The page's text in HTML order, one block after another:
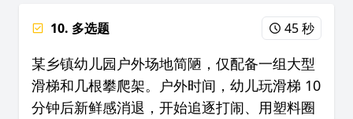
10. 多选题 45 秒
某乡镇幼儿园户外场地简陋，仅配备一组大型
滑梯和几根攀爬架。户外时间，幼儿玩滑梯 10
分钟后新鲜感消退，开始追逐打闹、用塑料圈